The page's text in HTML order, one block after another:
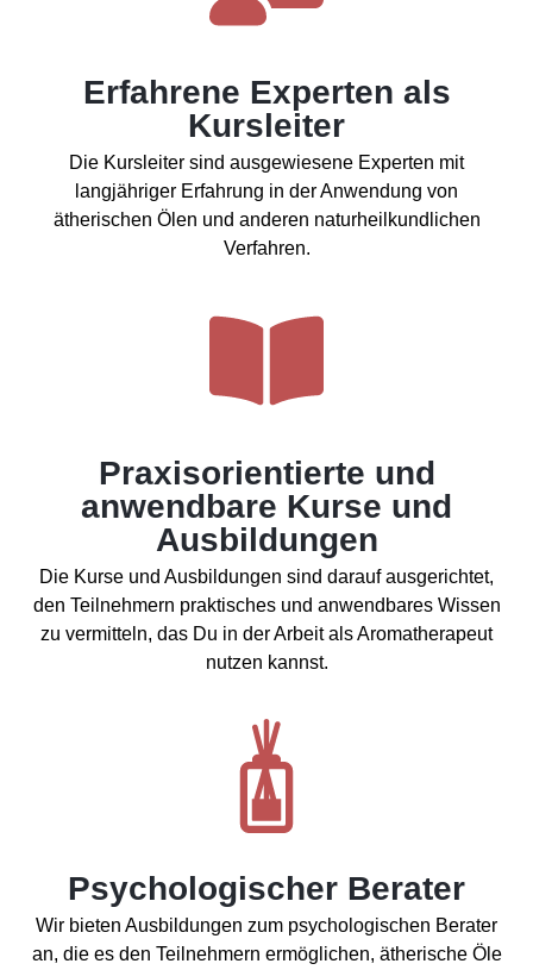
Erfahrene Experten als
Kursleiter
Die Kursleiter sind ausgewiesene Experten mit
langjähriger Erfahrung in der Anwendung von
ätherischen Ölen und anderen naturheilkundlichen
Verfahren.
Praxisorientierte und
anwendbare Kurse und
Ausbildungen
Die Kurse und Ausbildungen sind darauf ausgerichtet,
den Teilnehmern praktisches und anwendbares Wissen
zu vermitteln, das Du in der Arbeit als Aromatherapeut
nutzen kannst.
Psychologischer Berater
Wir bieten Ausbildungen zum psychologischen Berater
an, die es den Teilnehmern ermöglichen, ätherische Öle